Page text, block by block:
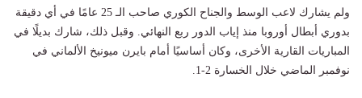
ولم يشارك لاعب الوسط والجناح الكوري صاحب الـ 25 عامًا في أي دقيقة
بدوري أبطال أوروبا منذ إياب الدور ربع النهائي. وقبل ذلك، شارك بديلًا في
المباريات القارية الأخرى، وكان أساسيًا أمام بايرن ميونيخ الألماني في
نوفمبر الماضي خلال الخسارة 2-1.